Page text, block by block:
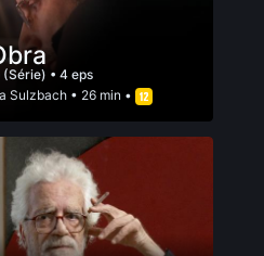
(Série) • 4 eps
Sulzbach • 26 min •